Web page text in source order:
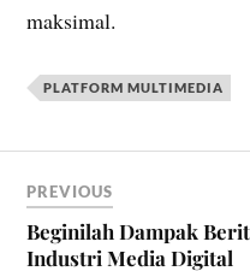
maksimal.
PLATFORM MULTIMEDIA
PREVIOUS
Beginilah Dampak
Industri Media Digital